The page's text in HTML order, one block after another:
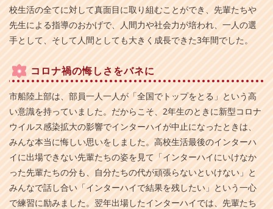
校生活の全てに対して真面目に取り組むことができ、先輩たちや
先生による指導のおかげで、人間力や社会力が培われ、一人の選
手として、そして人間としても大きく成長できた3年間でした。
コロナ禍の悔しさをバネに
市船陸上部は、部員一人一人が「全国でトップをとる」という高
い意識を持っていました。だからこそ、2年生のときに新型コロナ
ウイルス感染拡大の影響でインターハイが中止になったときは、
みんな本当に悔しい思いをしました。高校生活最後のインターハ
イに出場できない先輩たちの姿を見て「インターハイにいけなか
った先輩たちの分も、自分たちの代が頑張らないといけない」と
みんなで話し合い「インターハイで結果を残したい」という一心
で練習に励みました。翌年出場したインターハイでは、先輩たち